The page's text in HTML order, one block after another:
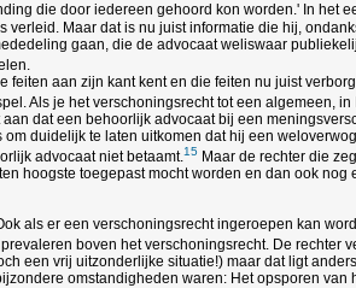
die door iedereen gehoord kon worden.' In
Maar dat is nu juist informatie die hij,
gaan, die de advocaat weliswaar
feiten aan zijn kant kent en die feiten nu juist
Als je het verschoningsrecht tot een algemeen,
dat een behoorlijk advocaat bij een
duidelijk te laten uitkomen dat hij een
advocaat niet betaamt.15 Maar de rechter die
hoogste toegepast mocht worden en dan ook nog
als er een verschoningsrecht ingeroepen kan
boven het verschoningsrecht. De rechter
een vrij uitzonderlijke situatie!) maar dat ligt
omstandigheden waren: Het opsporen